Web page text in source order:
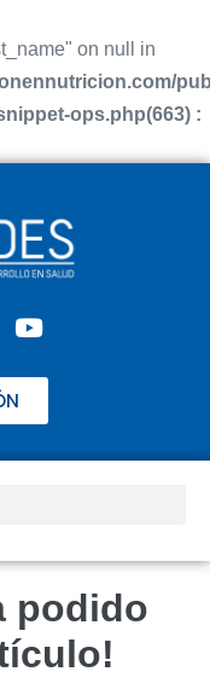
on null in
ops.php(663) :
podido